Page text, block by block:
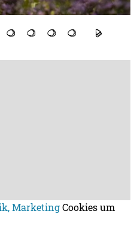
MarketingCookies um